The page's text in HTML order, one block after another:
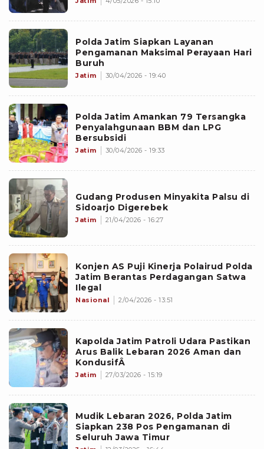
Polda Jatim Siapkan Layanan
Pengamanan Maksimal Perayaan Hari
Buruh
Jatim 30/04/2026 - 19:40
Polda Jatim Amankan 79 Tersangka
Penyalahgunaan BBM dan LPG
Bersubsidi
Jatim 30/04/2026 - 19:33
Gudang Produsen Minyakita Palsu di
Sidoarjo Digerebek
Jatim 21/04/2026 - 16:27
Konjen AS Puji Kinerja Polairud Polda
Jatim Berantas Perdagangan Satwa
Ilegal
Nasional 2/04/2026 - 13:51
Kapolda Jatim Patroli Udara Pastikan
Arus Balik Lebaran 2026 Aman dan
KondusifÂ
Jatim 27/03/2026 - 15:19
Mudik Lebaran 2026, Polda Jatim
Siapkan 238 Pos Pengamanan di
Seluruh Jawa Timur